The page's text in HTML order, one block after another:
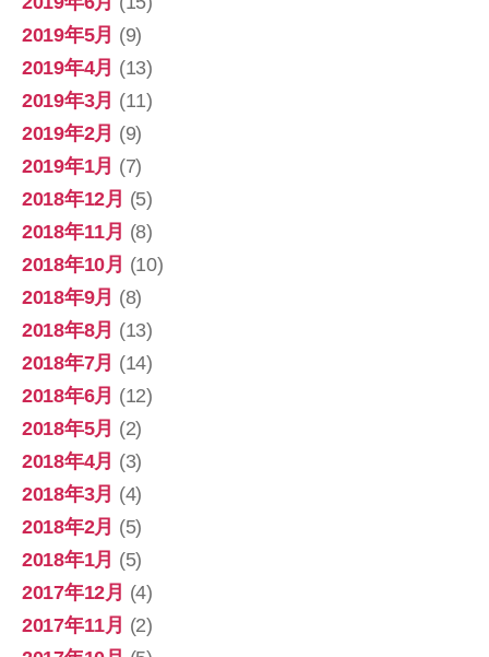
2019年5月 (9)
2019年4月 (13)
2019年3月 (11)
2019年2月 (9)
2019年1月 (7)
2018年12月 (5)
2018年11月 (8)
2018年10月 (10)
2018年9月 (8)
2018年8月 (13)
2018年7月 (14)
2018年6月 (12)
2018年5月 (2)
2018年4月 (3)
2018年3月 (4)
2018年2月 (5)
2018年1月 (5)
2017年12月 (4)
2017年11月 (2)